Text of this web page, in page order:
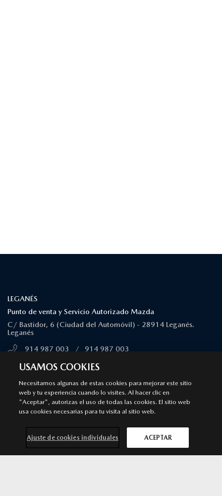
LEGANÉS
Punto de venta y Servicio Autorizado Mazda
C/ Bastidor, 6 (Ciudad del Automóvil) - 28914 Leganés.
Leganés
914 987 003
/
914 987 003
MÁS INFORMACIÓN
MAJADAHONDA
Punto de venta y Servicio Autorizado Mazda
911 091 430 / 911 091 430
MÁS INFORMACIÓN
USAMOS COOKIES
Necesitamos algunas de estas cookies para mejorar este sitio
web y tu experiencia cuando lo visites. Al hacer clic en
"Aceptar", autorizas el uso de todas las cookies. El sitio web
usa cookies necesarias para tu visita al sitio web.
Ajuste de cookies individuales ACEPTAR